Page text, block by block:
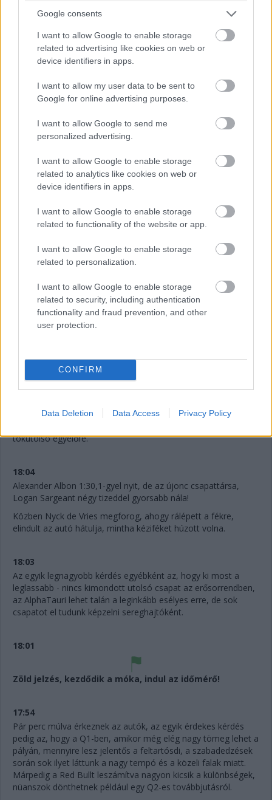
Google consents
I want to allow Google to enable storage
related to advertising like cookies on web or
device identifiers in apps.
I want to allow my user data to be sent to
Google for online advertising purposes.
I want to allow Google to send me
personalized advertising.
I want to allow Google to enable storage
related to analytics like cookies on web or
device identifiers in apps.
I want to allow Google to enable storage
related to functionality of the website or app.
I want to allow Google to enable storage
related to personalization.
I want to allow Google to enable storage
related to security, including authentication
functionality and fraud prevention, and other
user protection.
CONFIRM
Data Deletion Data Access Privacy Policy
Sainz a harmadik közben, századokkal fér be egy másodperc
alá Verstappenhez képest.
Az Astonok és az Alpine-ok még nem futottak mért kört, most
jönnek csak.
következik.
Russell 4., Leclerc 5., Hamilton 6. jelenleg, de egy
másodpercen felüli hátránnyal.
Perez 1:29,2, 6 tizeddel előzi Hülkenberget.
Verstappen is bejön, kereken 5 tizedet ad Pereznek. Óriási a
különbség a Red Bullok között is.
18:06
sem, Hülkenberg a második.
tökutolsó egyelőre.
18:04
Alexander Albon 1:30,1-gyel nyit, de az újonc csapattársa,
Logan Sargeant négy tizeddel gyorsabb nála!
Közben Nyck de Vries megforog, ahogy rálépett a fékre,
elindult az autó hátulja, mintha kéziféket húzott volna.
18:03
Az egyik legnagyobb kérdés egyébként az, hogy ki most a
leglassabb - nincs kimondott utolsó csapat az erősorrendben,
az AlphaTauri lehet talán a leginkább esélyes erre, de sok
csapatot el tudunk képzelni sereghajtóként.
18:01
Zöld jelzés, kezdődik a móka, indul az időmérő!
17:54
Pár perc múlva érkeznek az autók, az egyik érdekes kérdés
pedig az, hogy a Q1-ben, amikor még elég nagy tömeg lehet a
pályán, mennyire lesz jelentős a feltartósdi, a szabadedzések
során sok ilyet láttunk a nagy tempó és a közeli falak miatt.
Márpedig a Red Bullt leszámítva nagyon kicsik a különbségek,
nüanszok dönthetnek például egy Q2-es továbbjutásról.